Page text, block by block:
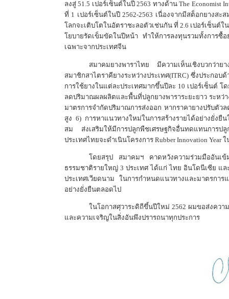
ลงสู่ 51.5 เปอร์เซ็นต์ในปี 2563 ทางด้าน The
ที่ 1 เปอร์เซ็นต์ในปี 2562-2563 เนื่องจากมีสต็อกยางส
โลกจะเติบโตในอัตราชะลอตัวเช่นกัน ที่ 2.6 เปอร์เซ็นต์ใ
โยบายรัดเข็มขัดในปีหน้า ทำให้การลงทุนรวมทั้งการ
เฉพาะจากประเทศจีน
สมาคมยางพาราไทย มีความเห็นเชิงบวกว่าย
สมาชิกสาไตราคียางระหว่างประเทศ(ITRC) ซึ่งประกอ
การใช้ยางในแต่ละประเทศมากขึ้นปีละ 10 เปอร์เซ็นต์
ลดปริมาณผลผลิตและพื้นที่ปลูกยางพาราระยะยาว ระหว่
มาตรการจำกัดปริมาณการส่งออก หากราคายางปรับตัว
สูง 6) การหาแนวทางใหม่ในการสร้างรายได้อย่างยั่ง
สม ส่งเสริมให้มีการปลูกพืชเศรษฐกิจอื่นทดแทนการ
ประเทศไทยจะดำเนินโครงการ Rubber Innovation
โดยสรุป สมาคมฯ คาดหวังความร่วมมืออันเข้
ธรรมชาติรายใหญ่ 3 ประเทศ ได้แก่ ไทย อินโดนีเซีย แ
ประเทศเวียดนาม ในการกำหนดแนวทางและมาตรการ
อย่างยั่งยืนตลอดไป
ในโอกาสศุวาระดิถีขึ้นปีใหม่ 2562 ผมขอส่งคว
และความเจริญในสิ่งอันพึงปรารถนาทุกประการ